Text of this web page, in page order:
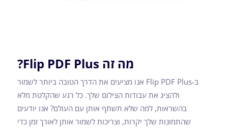
מה זה Flip PDF Plus?
ב-Flip PDF Plus אנו מציעים את הדרך הטובה ביותר לשמור
ולהציג את עבודות הצילום שלך. כל רגע שהקלטת מלא
בהשראות, למה שלא תשתף אותן עם העולם? אנו יודעים
שהתמונות שלך יקרות, וצריכות לשמור אותן לאורך זמן כדי